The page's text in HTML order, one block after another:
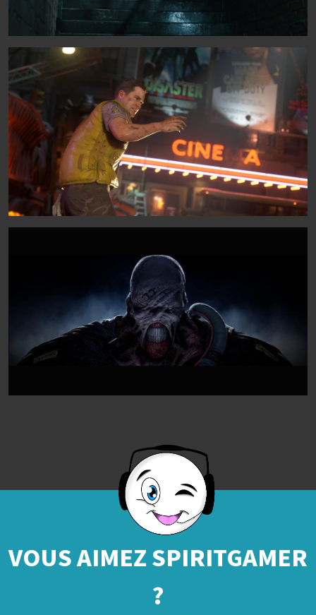
VOUS AIMEZ SPIRITGAMER
?